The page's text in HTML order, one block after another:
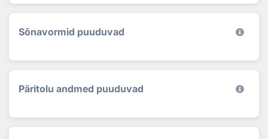
Sõnavormid puuduvad
Päritolu andmed puuduvad